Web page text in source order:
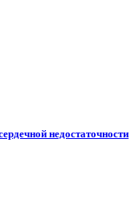
недостаточности